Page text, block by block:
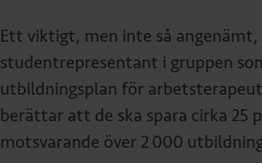
Ett viktigt, men inte så
studentrepresentant i gruppen
utbildningsplan för
berättar att de ska spara cirka 25
motsvarande över 2 000